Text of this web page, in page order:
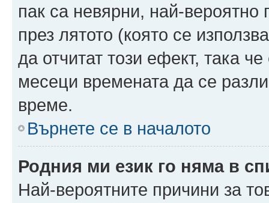
пак са невярни, най-
през лятото (която се
да отчитат този ефект, така
месеци времената да се
време.
Върнете се в началото
Родния ми език го няма в
Най-вероятните причини за